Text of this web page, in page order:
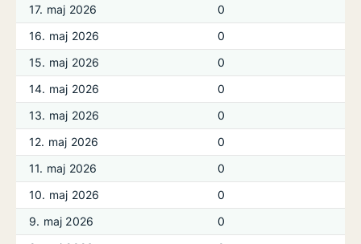
17. maj 2026
0
16. maj 2026
0
15. maj 2026
0
14. maj 2026
0
13. maj 2026
0
12. maj 2026
0
11. maj 2026
0
10. maj 2026
0
9. maj 2026
0